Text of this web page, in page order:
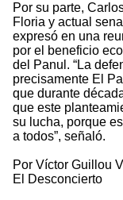
Por su parte,
Floria y actual
expresó en una
por el beneficio
del Panul. “La
precisamente El
que durante
que este
su lucha, porque
a todos”, señaló.
Por Víctor Guillou
El Desconcierto